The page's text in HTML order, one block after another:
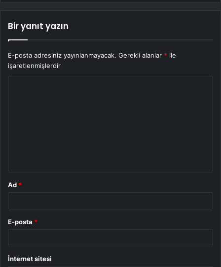
Bir yanıt yazın
E-posta adresiniz yayınlanmayacak. Gerekli alanlar * ile
işaretlenmişlerdir
Ad *
E-posta *
İnternet sitesi